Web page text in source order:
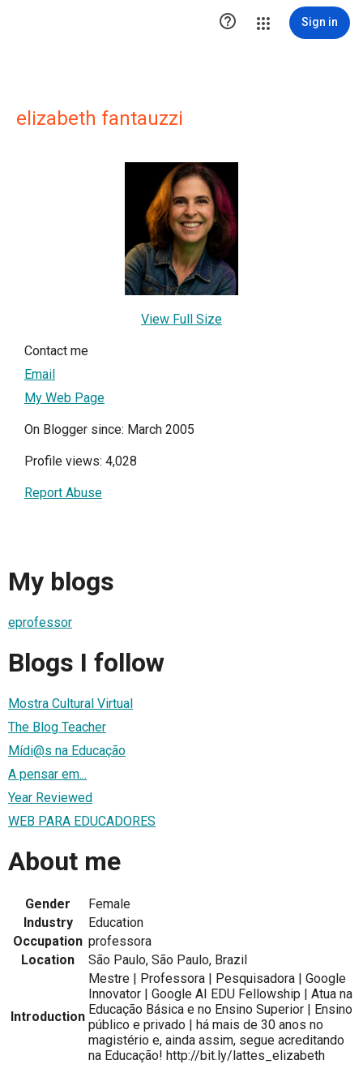
 Sign in
elizabeth fantauzzi
View Full Size
Contact me
Email
My Web Page
On Blogger since: March 2005
Profile views: 4,028
Report Abuse
My blogs
eprofessor
Blogs I follow
Mostra Cultural Virtual
The Blog Teacher
Mídi@s na Educação
A pensar em...
Year Reviewed
WEB PARA EDUCADORES
About me
Gender
Female
Industry
Education
Occupation professora
Location
São Paulo, São Paulo, Brazil
Introduction
Mestre | Professora | Pesquisadora | Google
Innovator | Google AI EDU Fellowship | Atua na
Educação Básica e no Ensino Superior | Ensino
público e privado | há mais de 30 anos no
magistério e, ainda assim, segue acreditando
na Educação! http://bit.ly/lattes_elizabeth